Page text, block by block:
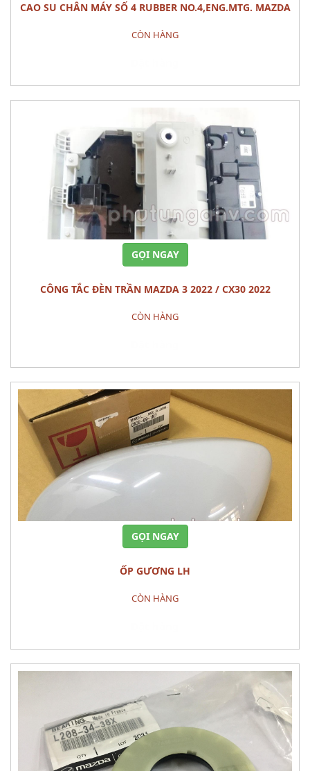
CAO SU CHÂN MÁY SỐ 4 RUBBER NO.4,ENG.MTG. MAZDA
CÒN HÀNG
GỌI NGAY
CÔNG TẮC ĐÈN TRẦN MAZDA 3 2022 / CX30 2022
CÒN HÀNG
GỌI NGAY
ỐP GƯƠNG LH
CÒN HÀNG